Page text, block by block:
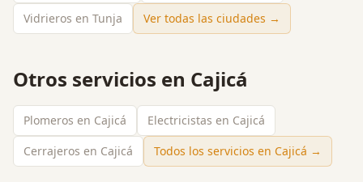
Vidrieros en Tunja
Ver todas las ciudades →
Otros servicios en Cajicá
Plomeros en Cajicá
Electricistas en Cajicá
Cerrajeros en Cajicá
Todos los servicios en Cajicá →